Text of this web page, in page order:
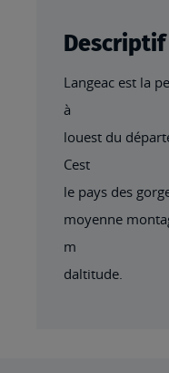
Descriptif
Langeac est la
à
louest du
Cest
le pays des
moyenne
m
daltitude.